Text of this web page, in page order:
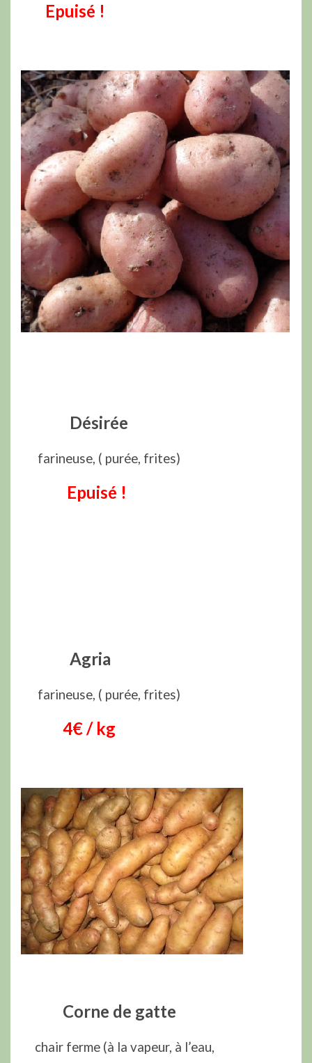
Epuisé !
Désirée
farineuse, ( purée, frites)
Epuisé !
Agria
farineuse, ( purée, frites)
4€ / kg
Corne de gatte
chair ferme (à la vapeur, à l’eau,